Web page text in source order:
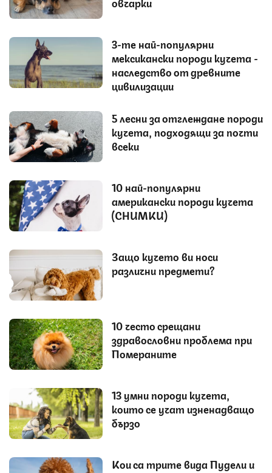
3-те най-популярни
мексикански породи кучета -
наследство от древните
цивилизации
5 лесни за отглеждане породи
кучета, подходящи за почти
всеки
10 най-популярни
американски породи кучета
(СНИМКИ)
Защо кучето ви носи
различни предмети?
10 често срещани
здравословни проблема при
Помераните
13 умни породи кучета,
които се учат изненадващо
бързо
Кои са трите вида Пудели и